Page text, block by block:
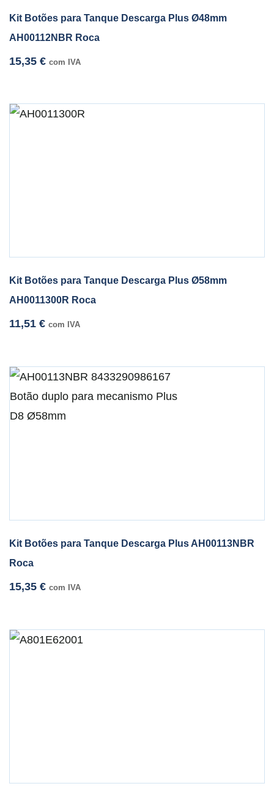
Kit Botões para Tanque Descarga Plus Ø48mm
AH00112NBR Roca
15,35 € com IVA
Kit Botões para Tanque Descarga Plus Ø58mm
AH0011300R Roca
11,51 € com IVA
Kit Botões para Tanque Descarga Plus AH00113NBR
Roca
15,35 € com IVA